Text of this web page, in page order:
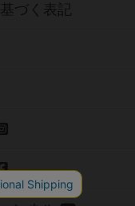
づく表記